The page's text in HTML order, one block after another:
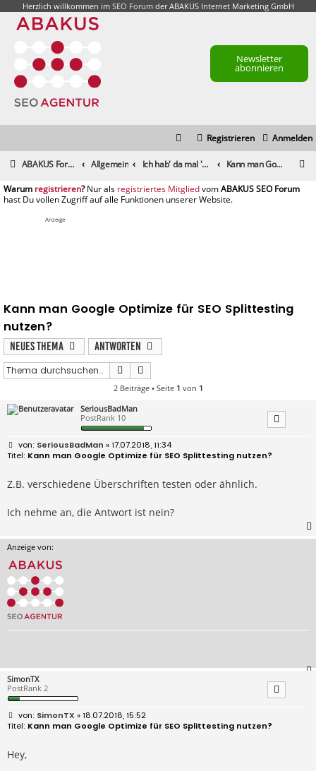
Herzlich willkommen im SEO Forumder ABAKUS Internet Marketing GmbH
Newsletter
abonnieren
Anmelden
Registrieren
ABAKUS Foren-Übersicht Allgemein Ich hab' da mal 'ne Frage Kann man Google Optimize für SEO Splittesting nutzen?
registrieren registriertes Mitglied
Anzeige
Kann man Google Optimize für SEO Splittesting
nutzen?
Neues Thema
Antworten
Suche
2 Beiträge • Seite 1 von 1
SeriousBadMan
PostRank 10
B
e
i
r
a
SeriousBadMan » 17.07.2018, 11:34
Kann man Google Optimize für SEO Splittesting nutzen?
Z.B. verschiedene Überschriften testen oder ähnlich.
Ich nehme an, die Antwort ist nein?
Anzeige von:
SimonTX
PostRank 2
B
e
r
a
SimonTX » 18.07.2018, 15:52
Kann man Google Optimize für SEO Splittesting nutzen?
Hey,